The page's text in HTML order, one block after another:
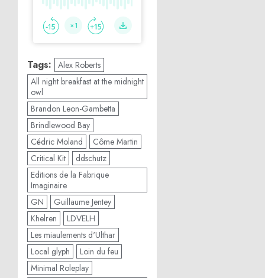
Tags: Alex Roberts
All night breakfast at the midnight
owl
Brandon Leon-Gambetta
Brindlewood Bay
Cédric Moland
Côme Martin
Critical Kit
ddschutz
Editions de la Fabrique
Imaginaire
GN
Guillaume Jentey
Khelren
LDVELH
Les miaulements d'Ulthar
Local glyph
Loin du feu
Minimal Roleplay